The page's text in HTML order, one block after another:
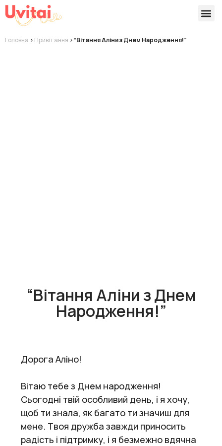
Головна > Привітання > “Вітання Аліни з Днем Народження!”
“Вітання Аліни з Днем
Народження!”
Дорога Аліно!
Вітаю тебе з Днем народження!
Сьогодні твій особливий день, і я хочу,
щоб ти знала, як багато ти значиш для
мене. Твоя дружба завжди приносить
радість і підтримку, і я безмежно вдячна